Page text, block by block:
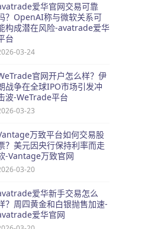
爱华官网交易可靠
？OpenAI称与微软关系可
构成潜在风险-avatrade爱华
台
03-24
官网开户怎么样？伊
战争在全球IPO市场引发冲
波-WeTrade平台
03-23
万致平台如何交易股
？美元因央行保持利率而走
-Vantage万致官网
03-20
爱华新手交易怎么
？周四黄金和白银抛售加速-
爱华官网